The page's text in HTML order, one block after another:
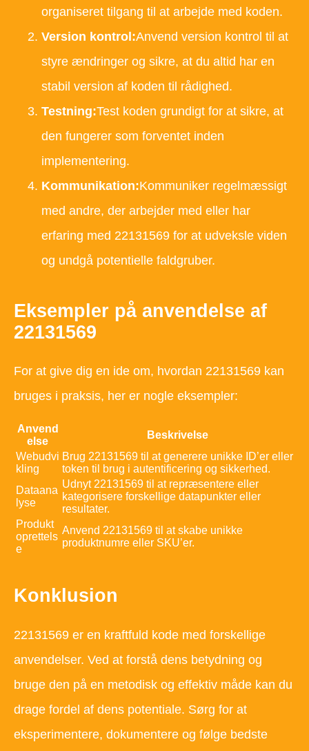
organiseret tilgang til at arbejde med koden.
Version kontrol:Anvend version kontrol til at
styre ændringer og sikre, at du altid har en
stabil version af koden til rådighed.
Testning:Test koden grundigt for at sikre, at
den fungerer som forventet inden
implementering.
Kommunikation:Kommuniker regelmæssigt
med andre, der arbejder med eller har
erfaring med 22131569 for at udveksle viden
og undgå potentielle faldgruber.
Eksempler på anvendelse af
22131569
For at give dig en ide om, hvordan 22131569 kan
bruges i praksis, her er nogle eksempler:
Anvend
else
Beskrivelse
Webudvi
kling
Brug 22131569 til at generere unikke ID’er eller
token til brug i autentificering og sikkerhed.
Dataana
lyse
Udnyt 22131569 til at repræsentere eller
kategorisere forskellige datapunkter eller
resultater.
Produkt
oprettels
e
Anvend 22131569 til at skabe unikke
produktnumre eller SKU’er.
Konklusion
22131569 er en kraftfuld kode med forskellige
anvendelser. Ved at forstå dens betydning og
bruge den på en metodisk og effektiv måde kan du
drage fordel af dens potentiale. Sørg for at
eksperimentere, dokumentere og følge bedste